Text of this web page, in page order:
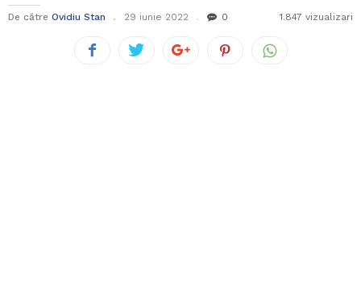
De către Ovidiu Stan 29 iunie 2022 0 1.847 vizualizari